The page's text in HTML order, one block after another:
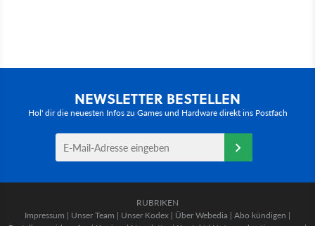
NEWSLETTER BESTELLEN
Hol' dir die neuesten Infos zu Games und Hardware direkt ins Postfach
RUBRIKEN
Impressum | Unser Team | Unser Kodex | Über Webedia | Abo kündigen |